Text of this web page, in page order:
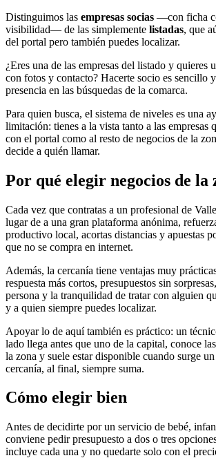
Distinguimos las empresas socias —con ficha
visibilidad— de las simplemente listadas, que
del portal pero también puedes localizar.
¿Eres una de las empresas del listado y quieres
con fotos y contacto? Hacerte socio es sencillo
presencia en las búsquedas de la comarca.
Para quien busca, el sistema de niveles es una
limitación: tienes a la vista tanto a las empresas
con el portal como al resto de negocios de la
decide a quién llamar.
Por qué elegir negocios de la
Cada vez que contratas a un profesional de
lugar de a una gran plataforma anónima,
productivo local, acortas distancias y apuestas
que no se compra en internet.
Además, la cercanía tiene ventajas muy
respuesta más cortos, presupuestos sin
persona y la tranquilidad de tratar con alguien
y a quien siempre puedes localizar.
Apoyar lo de aquí también es práctico: un
lado llega antes que uno de la capital, conoce
la zona y suele estar disponible cuando surge
cercanía, al final, siempre suma.
Cómo elegir bien
Antes de decidirte por un servicio de bebé,
conviene pedir presupuesto a dos o tres
incluye cada una y no quedarte solo con el